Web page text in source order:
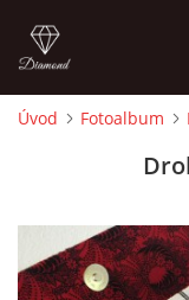
CEDULKY
Úvod Fotoalbum